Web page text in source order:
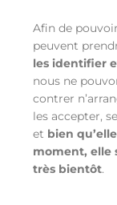
Afin de
peuvent
les identifier
nous ne
contrer
les accepter,
et bien
moment, elle
très bientôt.